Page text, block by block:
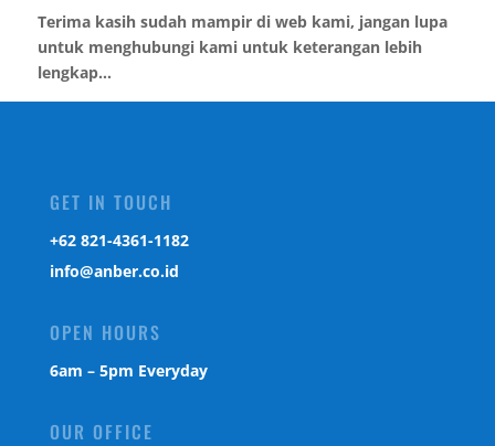
Terima kasih sudah mampir di web kami, jangan lupa
untuk menghubungi kami untuk keterangan lebih
lengkap...
GET IN TOUCH
‎+62 821-4361-1182
info@anber.co.id
OPEN HOURS
6am – 5pm Everyday
OUR OFFICE